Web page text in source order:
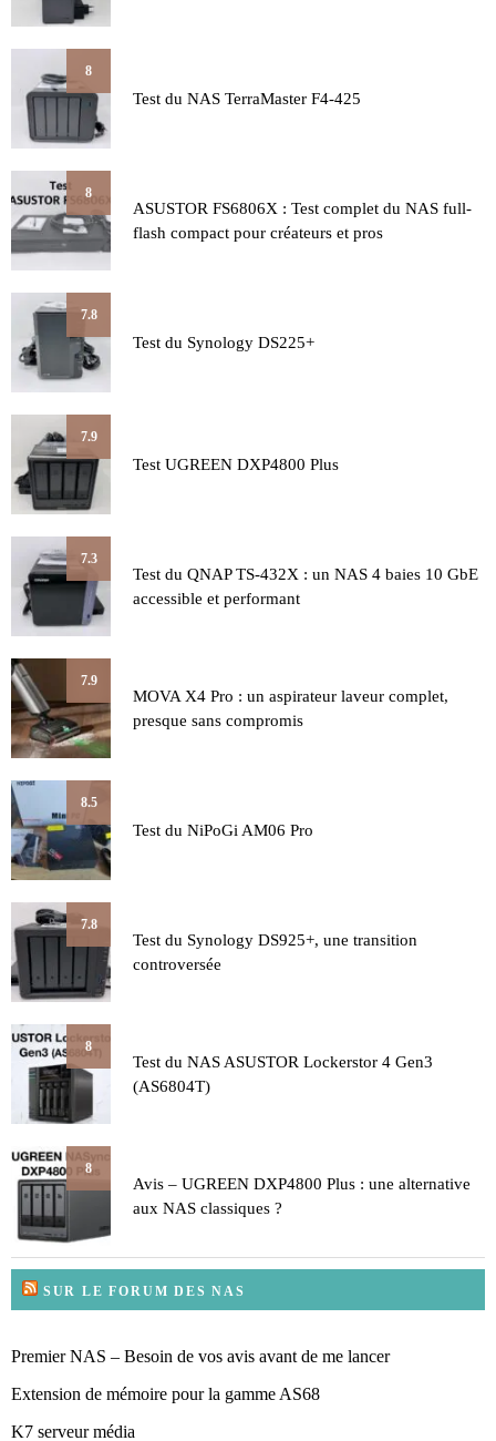
8
Test du NAS TerraMaster F4-425
8
ASUSTOR FS6806X : Test complet du NAS full-
flash compact pour créateurs et pros
7.8
Test du Synology DS225+
7.9
Test UGREEN DXP4800 Plus
7.3
Test du QNAP TS-432X : un NAS 4 baies 10 GbE
accessible et performant
7.9
MOVA X4 Pro : un aspirateur laveur complet,
presque sans compromis
8.5
Test du NiPoGi AM06 Pro
7.8
Test du Synology DS925+, une transition
controversée
8
Test du NAS ASUSTOR Lockerstor 4 Gen3
(AS6804T)
8
Avis – UGREEN DXP4800 Plus : une alternative
aux NAS classiques ?
SUR LE FORUM DES NAS
Premier NAS – Besoin de vos avis avant de me lancer
Extension de mémoire pour la gamme AS68
K7 serveur média